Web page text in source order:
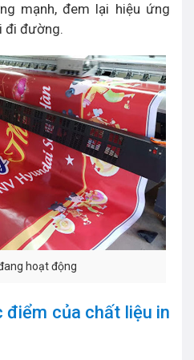
mạnh, đem lại hiệu ứng
đi đường.
hoạt động
điểm của chất liệu in